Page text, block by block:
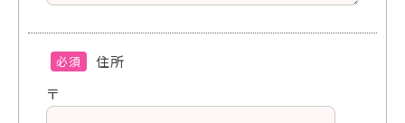
住所
必須
〒